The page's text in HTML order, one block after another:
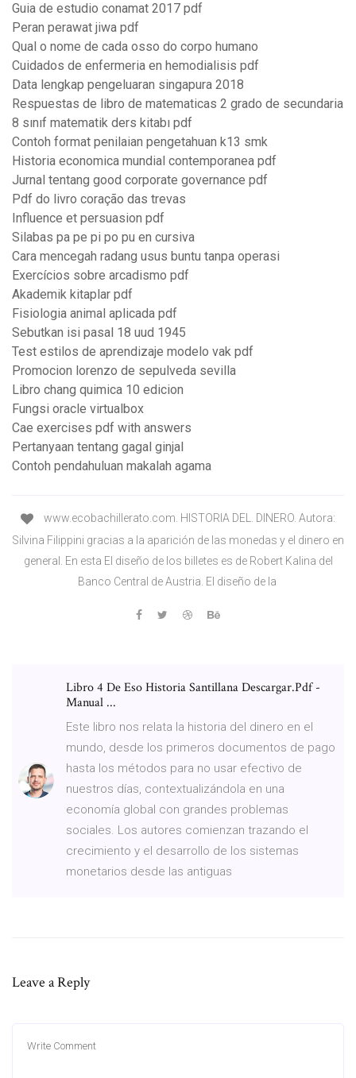
Guia de estudio conamat 2017 pdf
Peran perawat jiwa pdf
Qual o nome de cada osso do corpo humano
Cuidados de enfermeria en hemodialisis pdf
Data lengkap pengeluaran singapura 2018
Respuestas de libro de matematicas 2 grado de secundaria
8 sınıf matematik ders kitabı pdf
Contoh format penilaian pengetahuan k13 smk
Historia economica mundial contemporanea pdf
Jurnal tentang good corporate governance pdf
Pdf do livro coração das trevas
Influence et persuasion pdf
Silabas pa pe pi po pu en cursiva
Cara mencegah radang usus buntu tanpa operasi
Exercícios sobre arcadismo pdf
Akademik kitaplar pdf
Fisiologia animal aplicada pdf
Sebutkan isi pasal 18 uud 1945
Test estilos de aprendizaje modelo vak pdf
Promocion lorenzo de sepulveda sevilla
Libro chang quimica 10 edicion
Fungsi oracle virtualbox
Cae exercises pdf with answers
Pertanyaan tentang gagal ginjal
Contoh pendahuluan makalah agama
www.ecobachillerato.com. HISTORIA DEL. DINERO. Autora:
Silvina Filippini gracias a la aparición de las monedas y el dinero en
general. En esta El diseño de los billetes es de Robert Kalina del
Banco Central de Austria. El diseño de la
Libro 4 De Eso Historia Santillana Descargar.Pdf -
Manual ...
Este libro nos relata la historia del dinero en el
mundo, desde los primeros documentos de pago
hasta los métodos para no usar efectivo de
nuestros días, contextualizándola en una
economía global con grandes problemas
sociales. Los autores comienzan trazando el
crecimiento y el desarrollo de los sistemas
monetarios desde las antiguas
Leave a Reply